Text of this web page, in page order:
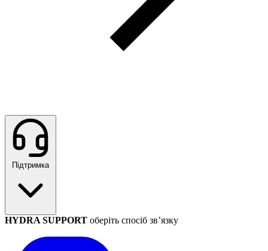
Підтримка
HYDRA SUPPORT оберіть спосіб зв’язку